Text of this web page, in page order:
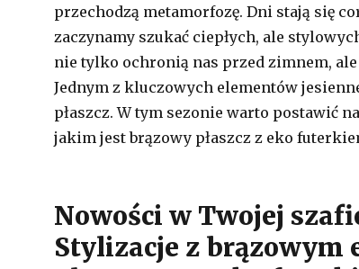
przechodzą metamorfozę. Dni stają się
zaczynamy szukać ciepłych, ale
nie tylko ochronią nas przed zimnem, ale
Jednym z kluczowych elementów
płaszcz. W tym sezonie warto postawić
jakim jest brązowy płaszcz z eko
Nowości w Twojej
Stylizacje z brązowym